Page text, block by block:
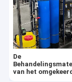
Ultrazuiver
De
van het